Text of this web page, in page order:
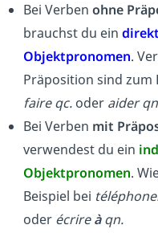
Bei Verben ohne
brauchst du ein
Objektpronomen.
Präposition sind zum
faire qc.oder aider
Bei Verben mit
verwendest du ein
Objektpronomen.
Beispiel bei
oder écrireàqn.